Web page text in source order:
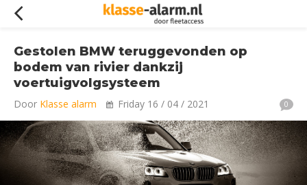
Gestolen BMW teruggevonden op
bodem van rivier dankzij
voertuigvolgsysteem
Door Klasse alarm Friday 16 / 04 / 2021 0